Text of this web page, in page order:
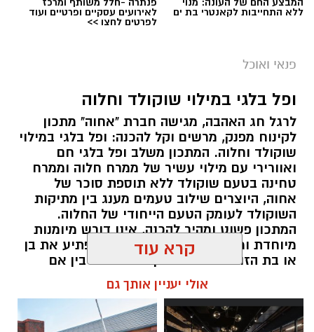
ללא התחייבות לקאנטרי בת ים לאירועים עסקיים ופרטיים ועוד
לפרטים לחצו >>
פנאי ואוכל
ופל בלגי במילוי שוקולד וחלוה
לרגל חג האהבה, מגישה חברת "אחוה" מתכון
לקינוח מפנק, מרשים וקל להכנה: ופל בלגי במילוי
שוקולד וחלוה. המתכון משלב ופל בלגי חם
ואוורירי עם מילוי עשיר של ממרח חלוה וממרח
טחינה בטעם שוקולד ללא תוספת סוכר של
אחוה, היוצרים שילוב טעמים מענג בין מתיקות
השוקולד לעומק הטעם הייחודי של החלוה.
המתכון פשוט ומהיר להכנה, אינו דורש מיומנות
מיוחדת ומתאים לכל מי שמעוניין להפתיע את בן
או בת הזוג במחווה מתוקה ומיוחדת. בין אם
מדובר בארוחת בוקר מפנקת, קינוח לארוחה
רומנטית או פינוק זוגי בסוף היום, הוופל הבלגי
בטעם שוקולד וחלוה יהפוך כל רגע לחגיגה של
אהבה. ט"ו באב שמח!
קרא עוד
אולי יעניין אותך גם